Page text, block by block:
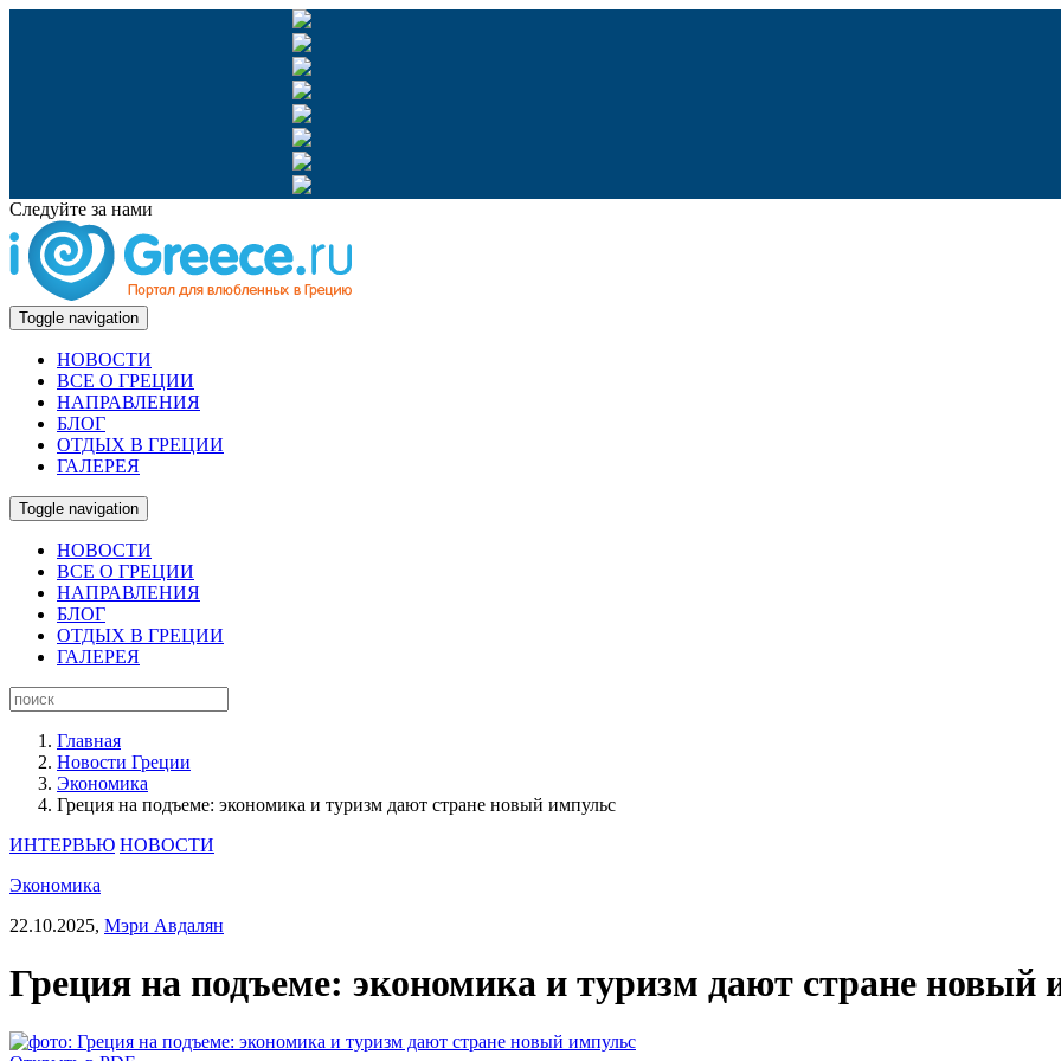
Следуйте за нами
Toggle navigation
НОВОСТИ
ВСЕ О ГРЕЦИИ
НАПРАВЛЕНИЯ
БЛОГ
ОТДЫХ В ГРЕЦИИ
ГАЛЕРЕЯ
Toggle navigation
НОВОСТИ
ВСЕ О ГРЕЦИИ
НАПРАВЛЕНИЯ
БЛОГ
ОТДЫХ В ГРЕЦИИ
ГАЛЕРЕЯ
Главная
Новости Греции
Экономика
Греция на подъеме: экономика и туризм дают стране новый импульс
ИНТЕРВЬЮ НОВОСТИ
Экономика
22.10.2025, Мэри Авдалян
Греция на подъеме: экономика и туризм дают стране новый